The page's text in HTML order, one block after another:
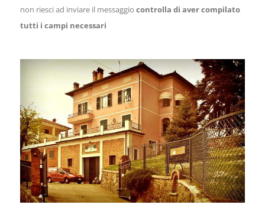
non riesci ad inviare il messaggio controlla di aver compilato
tutti i campi necessari